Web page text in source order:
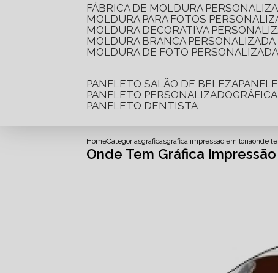
FÁBRICA DE MOLDURA
MOLDURA PARA FOTOS
MOLDURA DECORATIVA
MOLDURA BRANCA
MOLDURA DE FOTO
PANFLETO SALÃO DE BELEZA
PANFLETO PERSONALIZADO
PANFLETO DENTISTA
HomeCategoriasgraficasgrafica impressao em lonaonde
Onde Tem Gráfica